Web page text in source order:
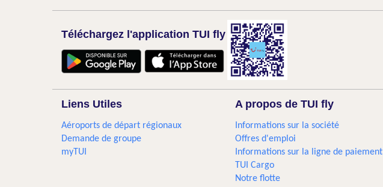
Téléchargez l'application TUI fly
Liens Utiles
Aéroports de départ régionaux
Demande de groupe
myTUI
A propos de TUI fly
Informations sur la société
Offres d'emploi
Informations sur la ligne de paiement
TUI Cargo
Notre flotte